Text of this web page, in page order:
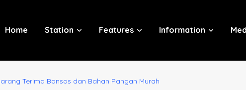
Home Station Features Information
Terima Bansos dan Bahan Pangan Murah